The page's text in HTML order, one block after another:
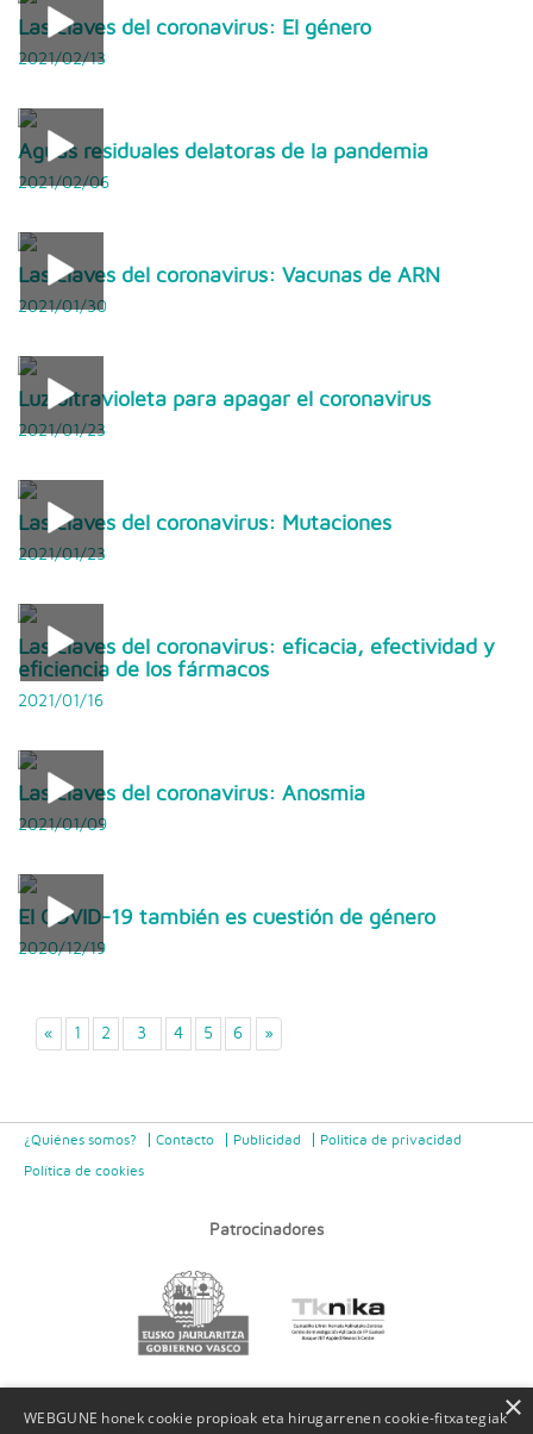
Las claves del coronavirus: El género
2021/02/13
Aguas residuales delatoras de la pandemia
2021/02/06
Las claves del coronavirus: Vacunas de ARN
2021/01/30
Luz ultravioleta para apagar el coronavirus
2021/01/23
Las claves del coronavirus: Mutaciones
2021/01/23
Las claves del coronavirus: eficacia, efectividad y
eficiencia de los fármacos
2021/01/16
Las claves del coronavirus: Anosmia
2021/01/09
El COVID-19 también es cuestión de género
2020/12/19
« 1 2 3 4 5 6 »
¿Quiénes somos? Contacto Publicidad Politica de privacidad
Política de cookies
Patrocinadores
WEBGUNE honek cookie propioak eta hirugarrenen cookie-fitxategiak×